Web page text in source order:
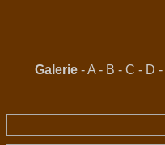
Galerie -A - B - C - D -